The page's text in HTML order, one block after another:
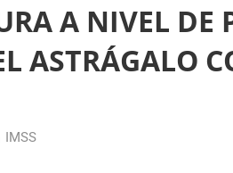
A NIVEL DE
ASTRÁGALO
IMSS